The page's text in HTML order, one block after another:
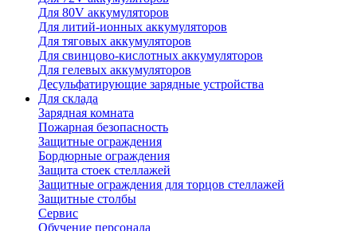
Для 80V аккумуляторов
Для литий-ионных аккумуляторов
Для тяговых аккумуляторов
Для свинцово-кислотных аккумуляторов
Для гелевых аккумуляторов
Десульфатирующие зарядные устройства
Для склада
Зарядная комната
Пожарная безопасность
Защитные ограждения
Бордюрные ограждения
Защита стоек стеллажей
Защитные ограждения для торцов стеллажей
Защитные столбы
Сервис
Обучение персонала